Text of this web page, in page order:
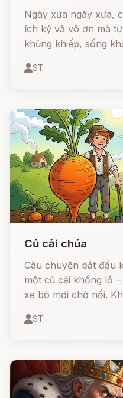
Ngày xửa ngày xưa,
ích kỷ và vô ơn mà
khủng khiếp, sống
về lòng hiếu thảo và
ST
Củ cải chúa
Câu chuyện bắt đầu
một củ cải khổng lồ
xe bò mới chở nổi.
trước tấm lòng thật
nhưng lại nhận kết
ST